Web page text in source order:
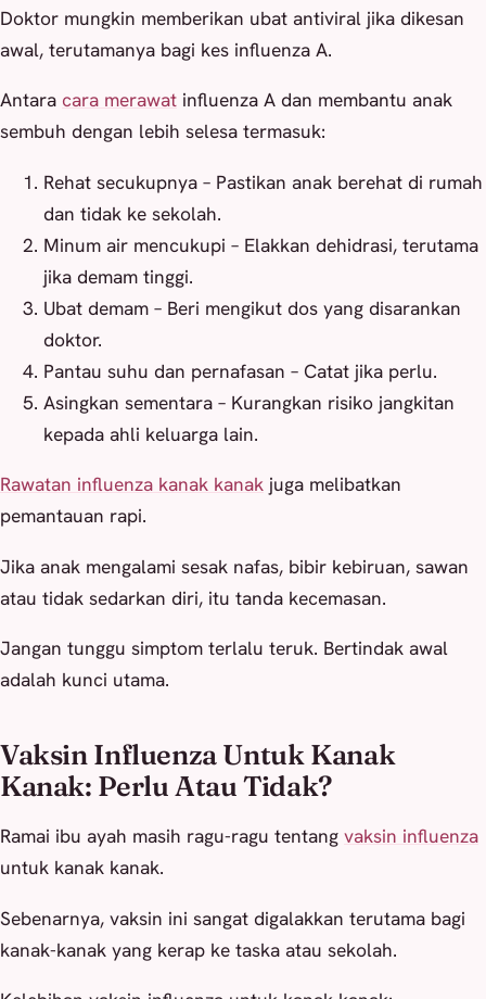
Doktor mungkin memberikan ubat antiviral jika dikesan
awal, terutamanya bagi kes influenza A.
Antara cara merawat influenza A dan membantu anak
sembuh dengan lebih selesa termasuk:
Rehat secukupnya – Pastikan anak berehat di rumah
dan tidak ke sekolah.
Minum air mencukupi – Elakkan dehidrasi, terutama
jika demam tinggi.
Ubat demam – Beri mengikut dos yang disarankan
doktor.
Pantau suhu dan pernafasan – Catat jika perlu.
Asingkan sementara – Kurangkan risiko jangkitan
kepada ahli keluarga lain.
Rawatan influenza kanak kanak juga melibatkan
pemantauan rapi.
Jika anak mengalami sesak nafas, bibir kebiruan, sawan
atau tidak sedarkan diri, itu tanda kecemasan.
Jangan tunggu simptom terlalu teruk. Bertindak awal
adalah kunci utama.
Vaksin Influenza Untuk Kanak
Kanak: Perlu Atau Tidak?
Ramai ibu ayah masih ragu-ragu tentang vaksin influenza
untuk kanak kanak.
Sebenarnya, vaksin ini sangat digalakkan terutama bagi
kanak-kanak yang kerap ke taska atau sekolah.